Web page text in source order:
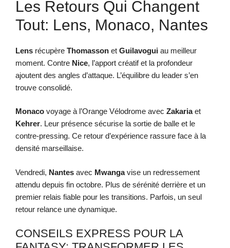
Les Retours Qui Changent
Tout: Lens, Monaco, Nantes
Lens récupère Thomasson et Guilavogui au meilleur
moment. Contre Nice, l’apport créatif et la profondeur
ajoutent des angles d’attaque. L’équilibre du leader s’en
trouve consolidé.
Monaco voyage à l’Orange Vélodrome avec Zakariaet
Kehrer. Leur présence sécurise la sortie de balle et le
contre-pressing. Ce retour d’expérience rassure face à la
densité marseillaise.
Vendredi, Nantes avec Mwangavise un redressement
attendu depuis fin octobre. Plus de sérénité derrière et un
premier relais fiable pour les transitions. Parfois, un seul
retour relance une dynamique.
CONSEILS EXPRESS POUR LA